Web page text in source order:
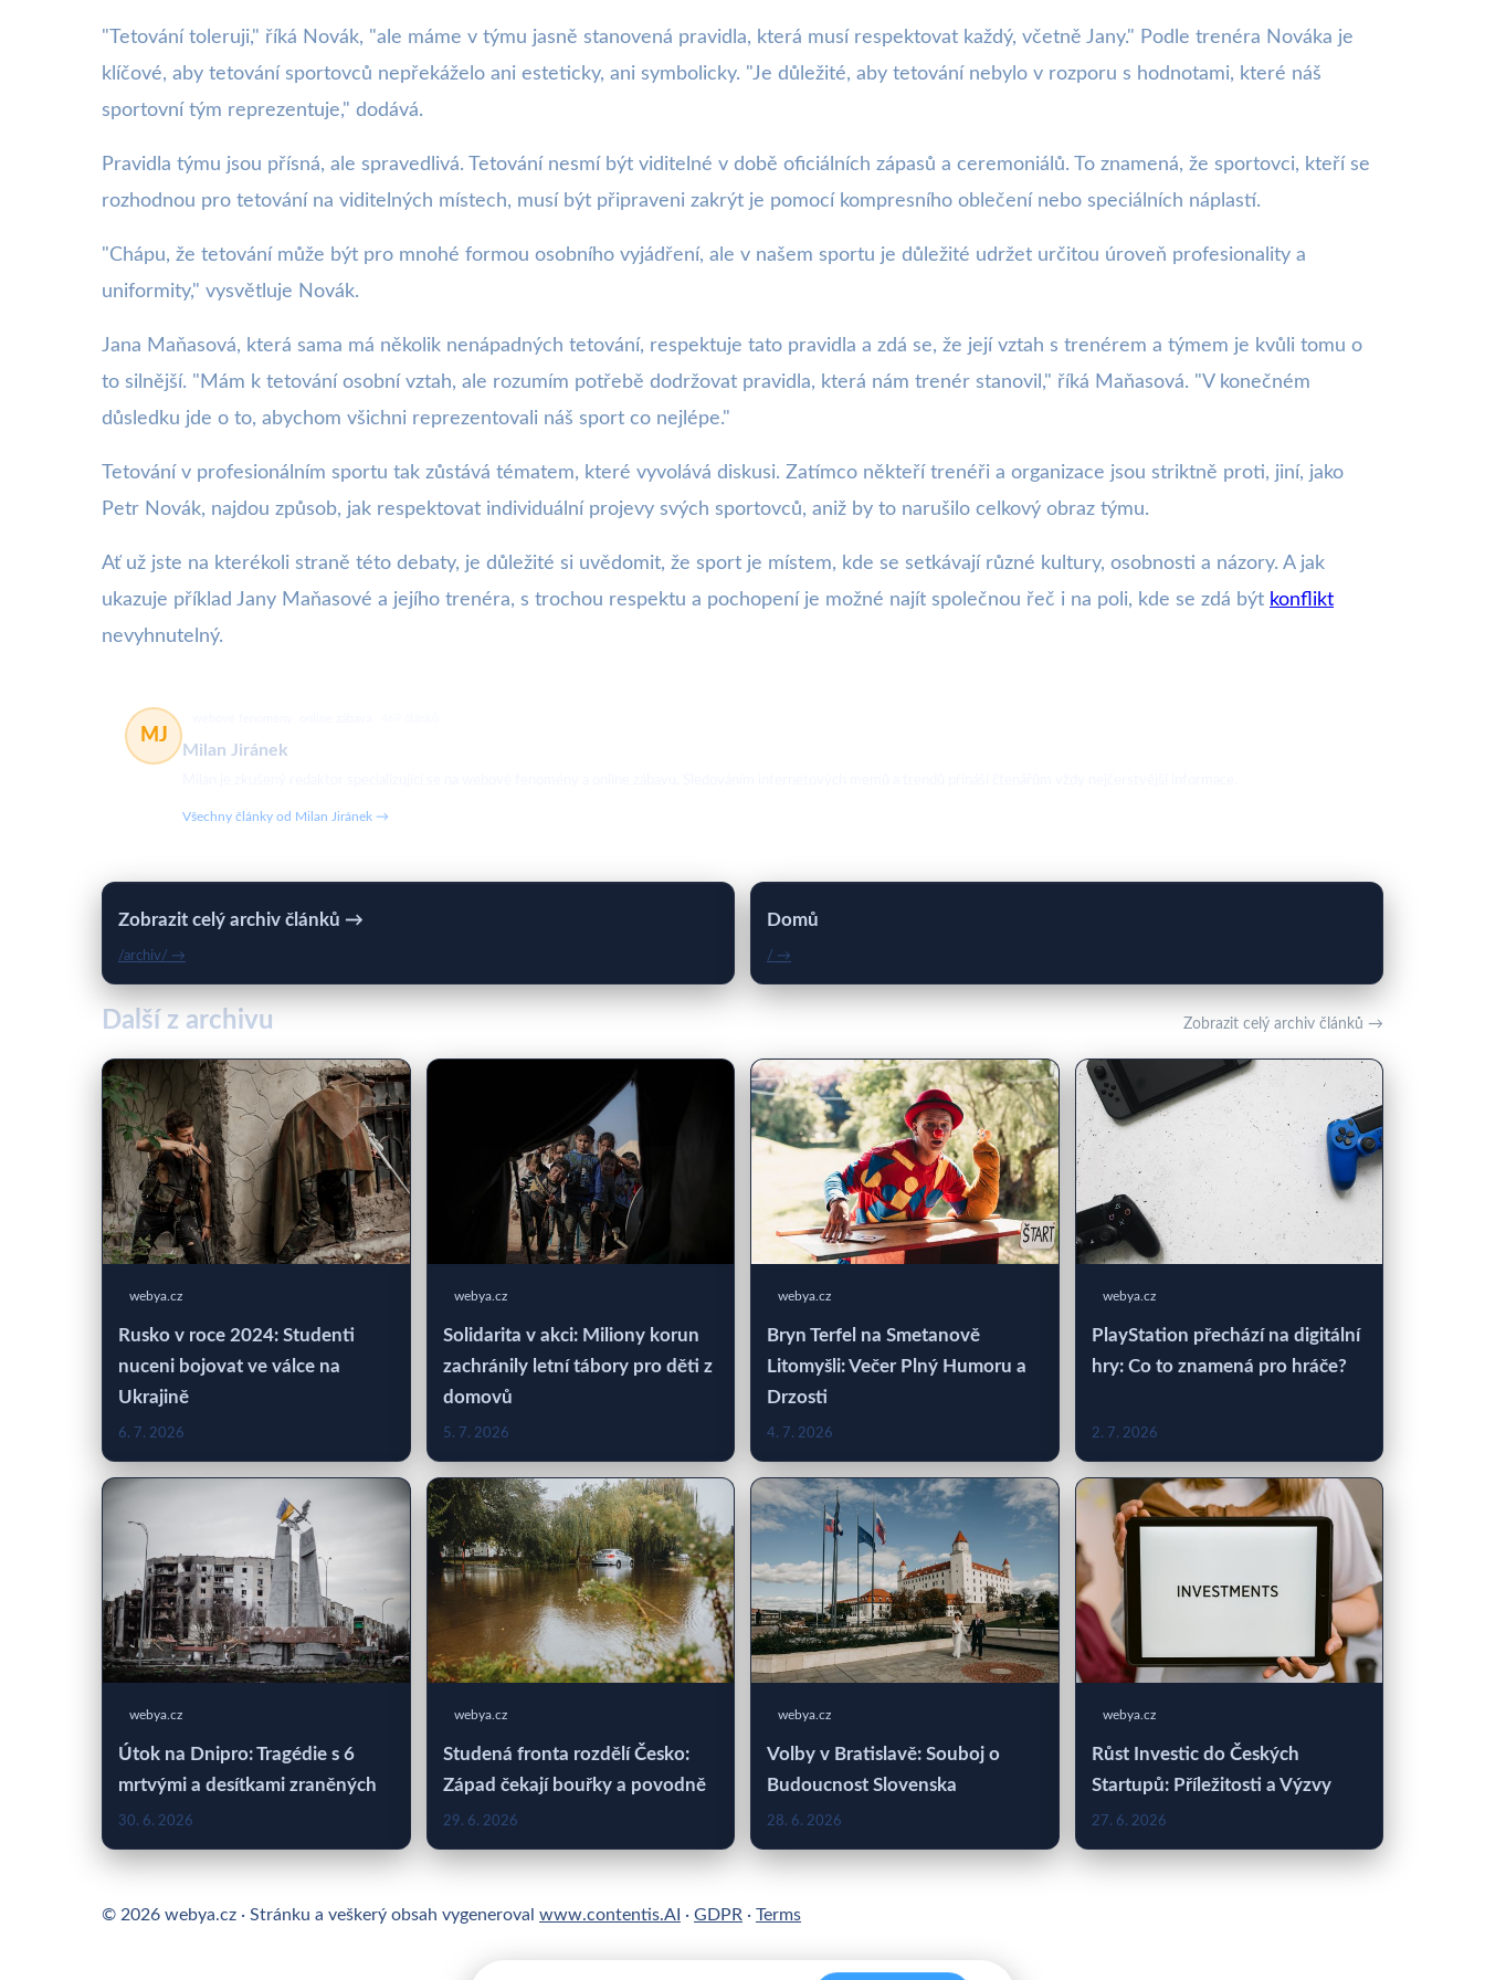
"Tetování toleruji," říká Novák, "ale máme v týmu jasně stanovená pravidla, která musí respektovat každý, včetně Jany." Podle trenéra Nováka je
klíčové, aby tetování sportovců nepřekáželo ani esteticky, ani symbolicky. "Je důležité, aby tetování nebylo v rozporu s hodnotami, které náš
sportovní tým reprezentuje," dodává.
Pravidla týmu jsou přísná, ale spravedlivá. Tetování nesmí být viditelné v době oficiálních zápasů a ceremoniálů. To znamená, že sportovci, kteří se
rozhodnou pro tetování na viditelných místech, musí být připraveni zakrýt je pomocí kompresního oblečení nebo speciálních náplastí.
"Chápu, že tetování může být pro mnohé formou osobního vyjádření, ale v našem sportu je důležité udržet určitou úroveň profesionality a
uniformity," vysvětluje Novák.
Jana Maňasová, která sama má několik nenápadných tetování, respektuje tato pravidla a zdá se, že její vztah s trenérem a týmem je kvůli tomu o
to silnější. "Mám k tetování osobní vztah, ale rozumím potřebě dodržovat pravidla, která nám trenér stanovil," říká Maňasová. "V konečném
důsledku jde o to, abychom všichni reprezentovali náš sport co nejlépe."
Tetování v profesionálním sportu tak zůstává tématem, které vyvolává diskusi. Zatímco někteří trenéři a organizace jsou striktně proti, jiní, jako
Petr Novák, najdou způsob, jak respektovat individuální projevy svých sportovců, aniž by to narušilo celkový obraz týmu.
Ať už jste na kterékoli straně této debaty, je důležité si uvědomit, že sport je místem, kde se setkávají různé kultury, osobnosti a názory. A jak
ukazuje příklad Jany Maňasové a jejího trenéra, s trochou respektu a pochopení je možné najít společnou řeč i na poli, kde se zdá být konflikt
nevyhnutelný.
MJ
Milan Jiránek
Všechny články od Milan Jiránek →
Zobrazit celý archiv článků →
/archiv/ →
Domů
/ →
Další z archivu Zobrazit celý archiv článků →
webya.cz
Rusko v roce 2024: Studenti
nuceni bojovat ve válce na
Ukrajině
6. 7. 2026
webya.cz
Solidarita v akci: Miliony korun
zachránily letní tábory pro děti z
domovů
5. 7. 2026
webya.cz
Bryn Terfel na Smetanově
Litomyšli: Večer Plný Humoru a
Drzosti
4. 7. 2026
webya.cz
PlayStation přechází na digitální
hry: Co to znamená pro hráče?
2. 7. 2026
webya.cz
Útok na Dnipro: Tragédie s 6
mrtvými a desítkami zraněných
30. 6. 2026
webya.cz
Studená fronta rozdělí Česko:
Západ čekají bouřky a povodně
29. 6. 2026
webya.cz
Volby v Bratislavě: Souboj o
Budoucnost Slovenska
28. 6. 2026
webya.cz
Růst Investic do Českých
Startupů: Příležitosti a Výzvy
27. 6. 2026
© 2026 webya.cz · Stránku a veškerý obsah vygeneroval www.contentis.AI · GDPR · Terms